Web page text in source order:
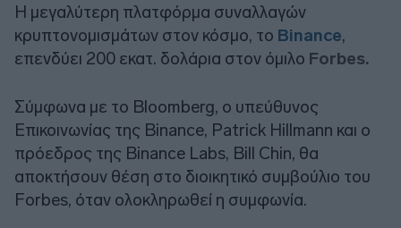
Η μεγαλύτερη πλατφόρμα συναλλαγών
κρυπτονομισμάτων στον κόσμο, το Binance,
επενδύει 200 εκατ. δολάρια στον όμιλο Forbes.
Σύμφωνα με το Bloomberg, ο υπεύθυνος
Επικοινωνίας της Binance, Patrick Hillmann και ο
πρόεδρος της Binance Labs, Bill Chin, θα
αποκτήσουν θέση στο διοικητικό συμβούλιο του
Forbes, όταν ολοκληρωθεί η συμφωνία.